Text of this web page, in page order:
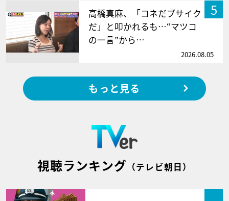
5
高橋真麻、「コネだブサイク
だ」と叩かれるも…“マツコ
の一言”から…
2026.08.05
もっと見る
視聴ランキング （テレビ朝日）